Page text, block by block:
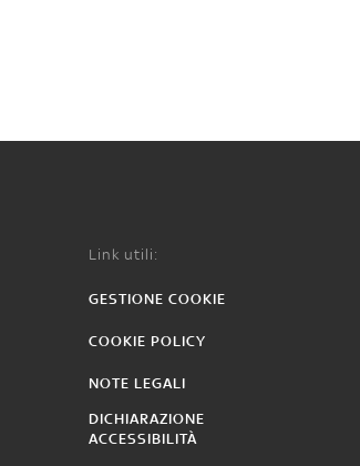
Link utili:
GESTIONE COOKIE
COOKIE POLICY
NOTE LEGALI
DICHIARAZIONE
ACCESSIBILITÀ